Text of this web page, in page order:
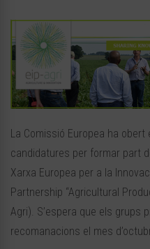
La Comissió Europea ha
candidatures per formar part
Xarxa Europea per a la
Partnership “Agricultural
Agri). S’espera que els grups
recomanacions el mes